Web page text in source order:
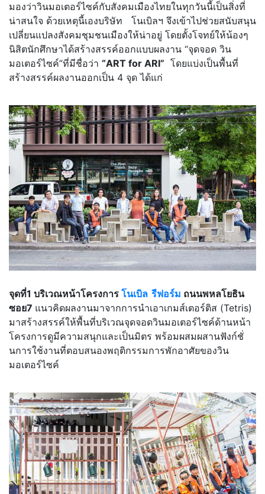
มองว่าวินมอเตอร์ไซค์กับสังคมเมืองไทยในทุกวันนี้เป็นสิ่งที่
น่าสนใจ ด้วยเหตุนี้เองบริษัท โนเบิลฯ จึงเข้าไปช่วยสนับสนุน
เปลี่ยนแปลงสังคมชุมชนเมืองให้น่าอยู่ โดยตั้งโจทย์ให้น้องๆ
นิสิตนักศึกษาได้สร้างสรรค์ออกแบบผลงาน “จุดจอด วิน
มอเตอร์ไซค์”ที่มีชื่อว่า “ART for ARI” โดยแบ่งเป็นพื้นที่
สร้างสรรค์ผลงานออกเป็น 4 จุด ได้แก่
จุดที่1 บริเวณหน้าโครงการ โนเบิล รีฟอร์ม ถนนพหลโยธิน
ซอย7 แนวคิดผลงานมาจากการนำเอาเกมส์เตอร์ติส (Tetris)
มาสร้างสรรค์ให้พื้นที่บริเวณจุดจอดวินมอเตอร์ไซค์ด้านหน้า
โครงการดูมีความสนุกและเป็นมิตร พร้อมผสมผสานฟังก์ชั่
นการใช้งานที่ตอบสนองพฤติกรรมการพักอาศัยของวิน
มอเตอร์ไซค์